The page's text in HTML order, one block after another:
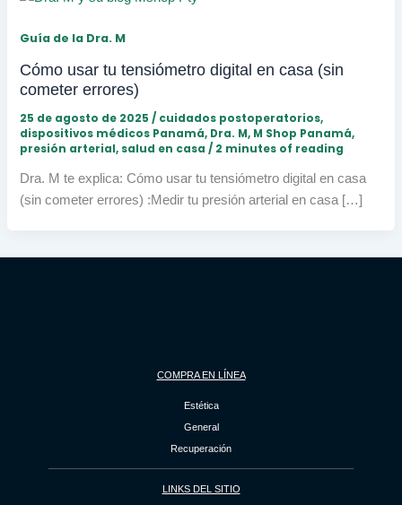
Guía de la Dra. M
Cómo usar tu tensiómetro digital en casa (sin
cometer errores)
25 de agosto de 2025/ cuidados postoperatorios,
dispositivos médicos Panamá, Dra. M, M Shop Panamá,
presión arterial, salud en casa / 2 minutes of reading
Dra. M te explica: Cómo usar tu tensiómetro digital en casa
(sin cometer errores) :Medir tu presión arterial en casa […]
COMPRA EN LÍNEA
Estética
General
Recuperación
LINKS DEL SITIO